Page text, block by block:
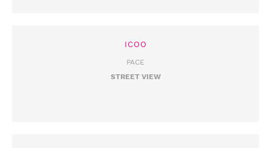
ICOO
PACE
STREET VIEW